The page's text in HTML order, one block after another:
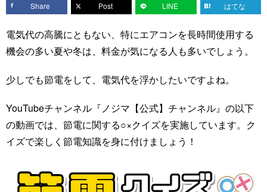
Share
Post LINE はてな
電気代の高騰にともない、特にエアコンを長時間使用する
機会の多い夏や冬は、料金が気になる人も多いでしょう。
少しでも節電をして、電気代を浮かしたいですよね。
YouTubeチャンネル『ノジマ【公式】チャンネル』の以下
の動画では、節電に関する○×クイズを実施しています。ク
イズで楽しく節電知識を身に付けましょう！